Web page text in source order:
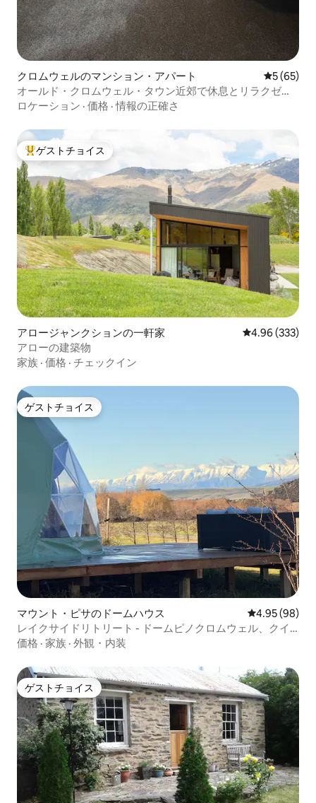
クロムウェルのマンション・アパート レビュー
5 (65)
オールド・クロムウェル・タウン近郊で休息とリラクゼー
ションを楽しもう
ロケーション · 価格 ·情報の正確さ
大好評のゲストチョイスです。
ゲストチョイス
アロージャンクションの一軒家 レビュー333
4.96 (333)
アローの建築物
家族 · 価格 · チェックイン
ゲストチョイス
ゲストチョイス
マウント・ピサのドームハウス レビュー98
4.95 (98)
レイクサイドリトリート - ドームピノクロムウェル、クイ
ーンズタウン
価格 · 家族 · 外観・内装
ゲストチョイス
ゲストチョイス